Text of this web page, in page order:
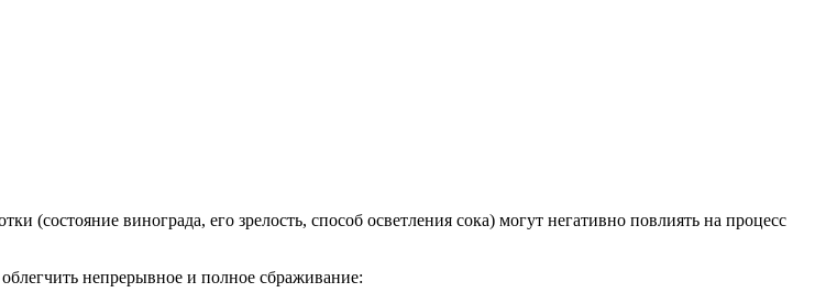
(состояние винограда, его зрелость, способ осветления сока) могут негативно повлиять на процесс
непрерывное и полное сбраживание: